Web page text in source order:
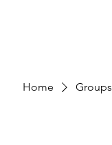
Home Groups